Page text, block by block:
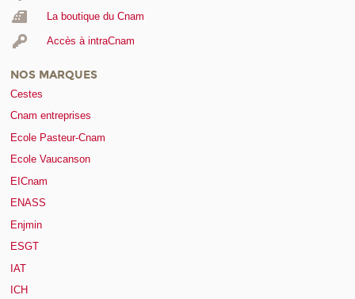
La boutique du Cnam
Accès à intraCnam
NOS MARQUES
Cestes
Cnam entreprises
Ecole Pasteur-Cnam
Ecole Vaucanson
EICnam
ENASS
Enjmin
ESGT
IAT
ICH